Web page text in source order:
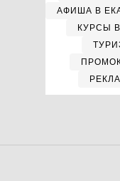
АФИША В
КУРСЫ